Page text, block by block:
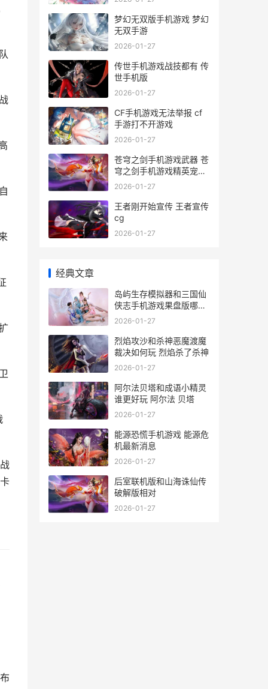
梦幻无双版手机游戏 梦幻
无双手游
2026-01-27
传世手机游戏战技都有 传
世手机版
2026-01-27
CF手机游戏无法举报 cf
手游打不开游戏
2026-01-27
苍穹之剑手机游戏武器 苍
穹之剑手机游戏精英宠物
攻略
2026-01-27
王者刚开始宣传 王者宣传
cg
2026-01-27
经典文章
岛屿生存模拟器和三国仙
侠志手机游戏果盘版哪个
好玩 生存岛模拟器下载
2026-01-27
烈焰攻沙和杀神恶魔渡魔
裁决如何玩 烈焰杀了杀神
2026-01-27
阿尔法贝塔和成语小精灵
谁更好玩 阿尔法 贝塔
2026-01-27
能源恐慌手机游戏 能源危
机最新消息
2026-01-27
后室联机版和山海诛仙传
破解版相对
2026-01-27